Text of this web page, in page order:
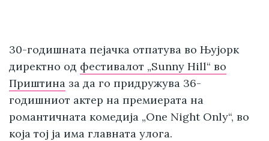
30-годишната пејачка отпатува во Њујорк
директно од фестивалот „Sunny Hill“ во
Приштина за да го придружува 36-
годишниот актер на премиерата на
романтичната комедија „One Night Only“, во
која тој ја има главната улога.